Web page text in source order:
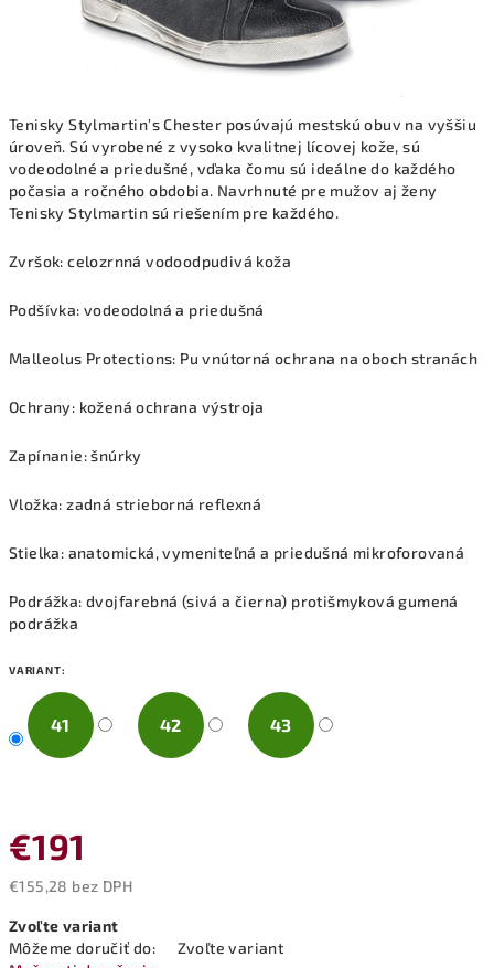
Tenisky Stylmartin’s Chester posúvajú mestskú obuv na vyššiu
úroveň. Sú vyrobené z vysoko kvalitnej lícovej kože, sú
vodeodolné a priedušné, vďaka čomu sú ideálne do každého
počasia a ročného obdobia. Navrhnuté pre mužov aj ženy
Tenisky Stylmartin sú riešením pre každého.
Zvršok: celozrnná vodoodpudivá koža
Podšívka: vodeodolná a priedušná
Malleolus Protections: Pu vnútorná ochrana na oboch stranách
Ochrany: kožená ochrana výstroja
Zapínanie: šnúrky
Vložka: zadná strieborná reflexná
Stielka: anatomická, vymeniteľná a priedušná mikroforovaná
Podrážka: dvojfarebná (sivá a čierna) protišmyková gumená
podrážka
VARIANT:
41 42 43
€191
€155,28 bez DPH
cena:
Zvoľte variant
Môžeme doručiť do:
Zvoľte variant